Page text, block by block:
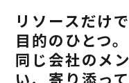
リソースだけ
目的のひとつ。
同じ会社のメ